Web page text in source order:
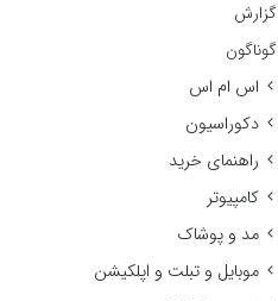
گزارش
گوناگون
اس ام اس
دکوراسیون
راهنمای خرید
کامپیوتر
مد و پوشاک
موبایل و تبلت و اپلکیشن